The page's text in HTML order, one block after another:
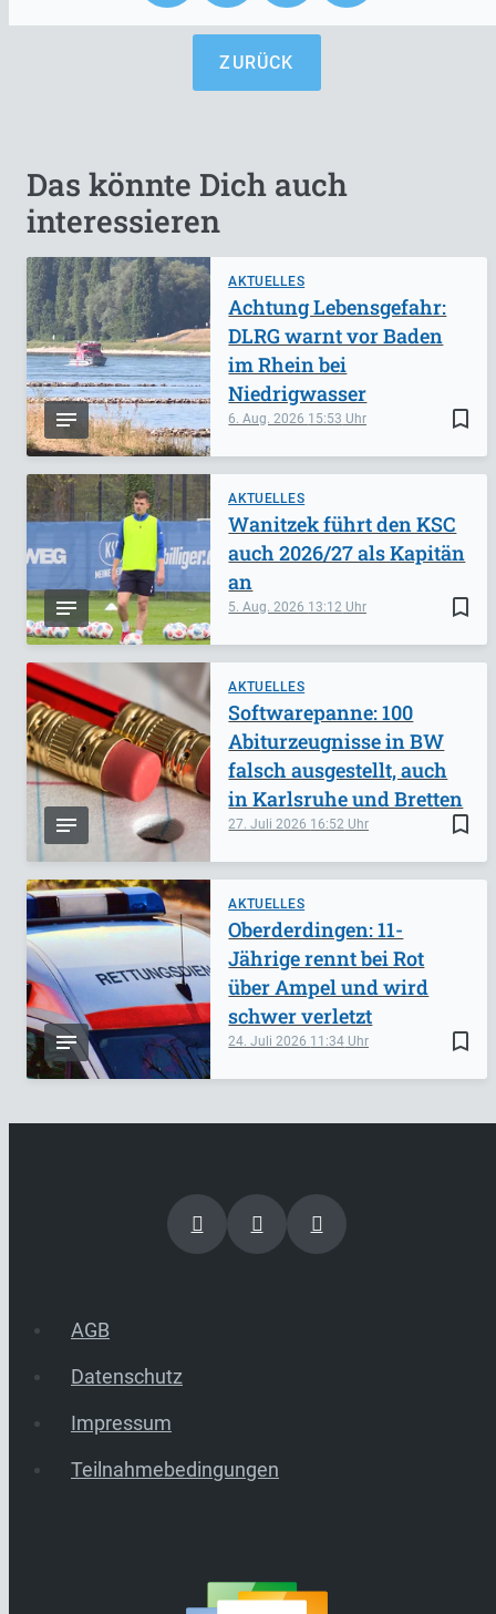
ZURÜCK
Das könnte Dich auch
interessieren
AKTUELLES
bookmark_border
6. Aug. 2026 15:53
Achtung Lebensgefahr:
DLRG warnt vor Baden
im Rhein bei
Niedrigwasser
AKTUELLES
bookmark_border
5. Aug. 2026 13:12
Wanitzek führt den KSC
auch 2026/27 als Kapitän
an
AKTUELLES
bookmark_border
27. Juli 2026 16:52
Softwarepanne: 100
Abiturzeugnisse in BW
falsch ausgestellt, auch
in Karlsruhe und Bretten
AKTUELLES
bookmark_border
24. Juli 2026 11:34
Oberderdingen: 11-
Jährige rennt bei Rot
über Ampel und wird
schwer verletzt
AGB
Datenschutz
Impressum
Teilnahmebedingungen